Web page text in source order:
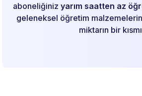
aboneliğiniz yarım saatten az
geleneksel öğretim
miktarın bir